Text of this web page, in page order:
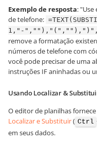
Exemplo de resposta:
de telefone:
1,"-
remove a formatação
números de telefone com
você pode precisar de uma
instruções IF aninhadas ou
Usando Localizar &
O editor de planilhas
Localizar e Substituir( Ctrl
em seus dados.